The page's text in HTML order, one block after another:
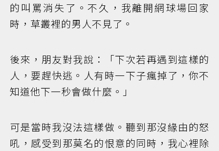
的叫罵消失了。不久，我離開網球場回家
時，草叢裡的男人不見了。
後來，朋友對我說：「下次若再遇到這樣的
人，要趕快逃。人有時一下子瘋掉了，你不
知道他下一秒會做什麼。」
可是當時我沒法這樣做。聽到那沒緣由的怒
吼，感受到那莫名的恨意的同時，我心裡除